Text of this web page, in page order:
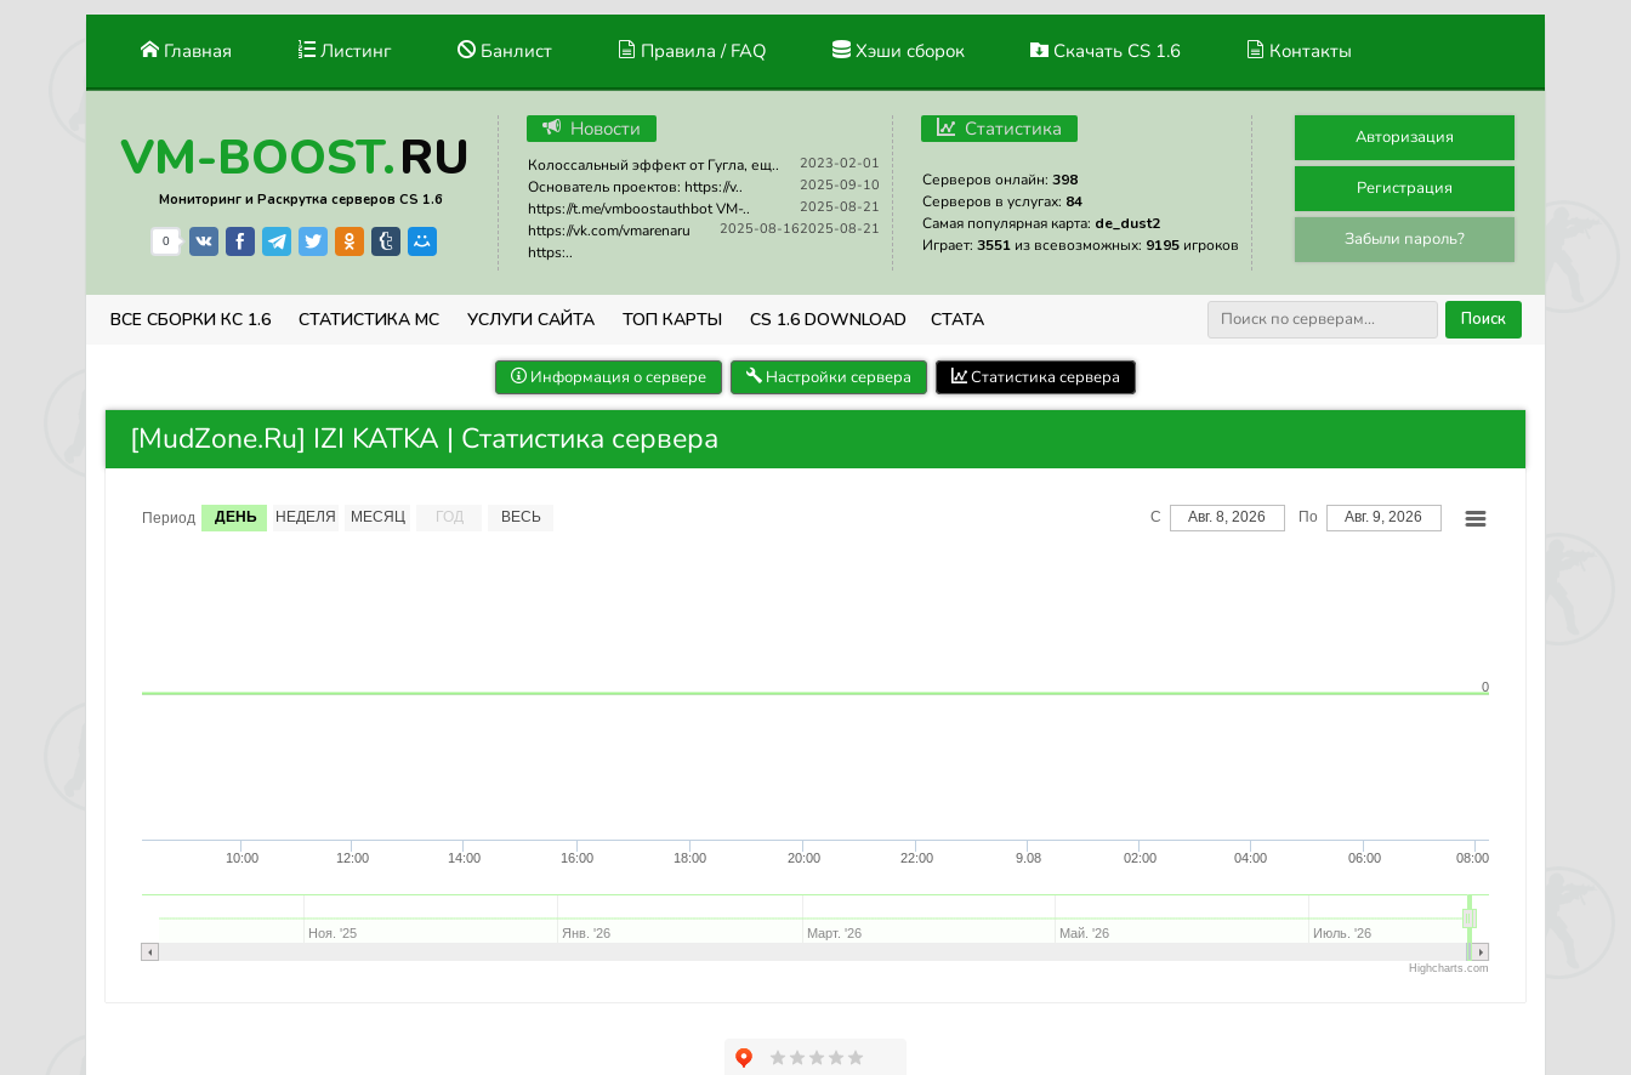
Главная Листинг Банлист Правила / FAQ Хэши сборок Скачать CS 1.6 Контакты
VM-BOOST.RU
Мониторинг и Раскрутка серверов CS 1.6
0
Новости
2023-02-01
Колоссальный эффект от Гугла, ещ..
2025-09-10
Основатель проектов: https://v..
2025-08-21
https://t.me/vmboostauthbot VM-..
2025-08-21
2025-08-16
https://vk.com/vmarenaru
https:..
Статистика
Серверов онлайн: 398
Серверов в услугах: 84
Самая популярная карта: de_dust2
Играет: 3551 из всевозможных: 9195 игроков
Авторизация
Регистрация
Забыли пароль?
ВСЕ СБОРКИ КС 1.6 СТАТИСТИКА МС УСЛУГИ САЙТА ТОП КАРТЫ CS 1.6 DOWNLOAD СТАТА Поиск
Информация о сервере Настройки сервера Статистика сервера
[MudZone.Ru] IZI KATKA | Статистика сервера
Период ДЕНЬ НЕДЕЛЯ МЕСЯЦ ГОД ВЕСЬ С Авг. 8, 2026 По Авг. 9, 2026
10:00 12:00 14:00 16:00 18:00 20:00 22:00 9.08 02:00 04:00 06:00 08:00
Ноя. '25 Янв. '26 Март. '26 Май. '26 Июль. '26
0
Highcharts.com